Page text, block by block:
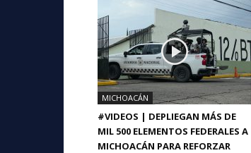
MICHOACÁN
#VIDEOS | DEPLIEGAN MÁS DE
MIL 500 ELEMENTOS FEDERALES A
MICHOACÁN PARA REFORZAR